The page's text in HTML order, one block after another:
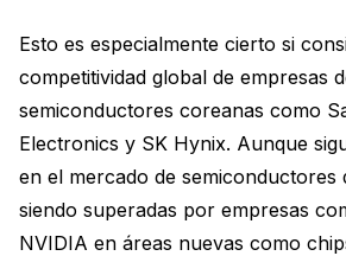
Esto es especialmente cierto si
competitividad global de empresas
semiconductores coreanas como
Electronics y SK Hynix. Aunque
en el mercado de semiconductores
siendo superadas por empresas
NVIDIA en áreas nuevas como